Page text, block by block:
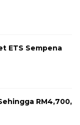
ETS Sempena
RM4,700,